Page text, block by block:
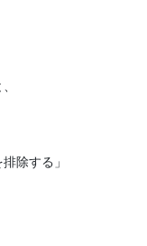
除する」